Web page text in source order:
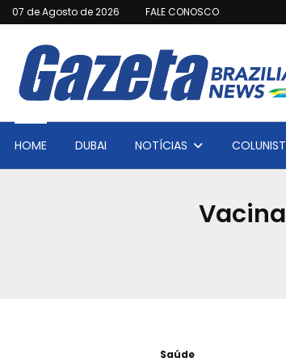
07 de Agosto de 2026 FALE CONOSCO
HOME DUBAI NOTÍCIAS
Saúde